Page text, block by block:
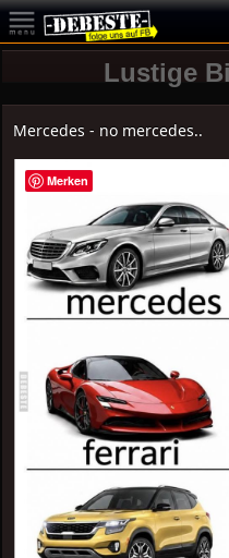
Lustige
Mercedes - no mercedes..
Merken